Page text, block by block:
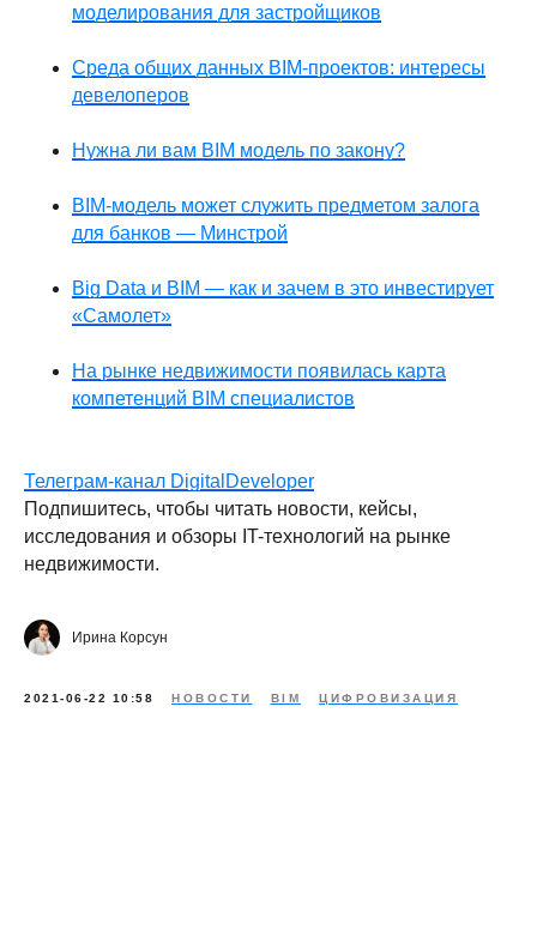
моделирования для застройщиков
Среда общих данных BIM-проектов: интересы
девелоперов
Нужна ли вам BIM модель по закону?
BIM-модель может служить предметом залога
для банков — Минстрой
Big Data и BIM — как и зачем в это инвестирует
«Самолет»
На рынке недвижимости появилась карта
компетенций BIM специалистов
Телеграм-канал DigitalDeveloper
Подпишитесь, чтобы читать новости, кейсы,
исследования и обзоры IT-технологий на рынке
недвижимости.
Ирина Корсун
2021-06-22 10:58 НОВОСТИ BIM ЦИФРОВИЗАЦИЯ